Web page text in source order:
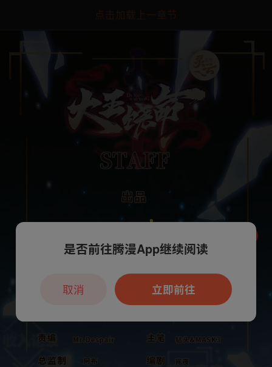
点击加载上一章节
本章节仅支持App阅读，可打开App新用
户7天免费看
是否前往腾漫App继续阅读
立即前往
取消